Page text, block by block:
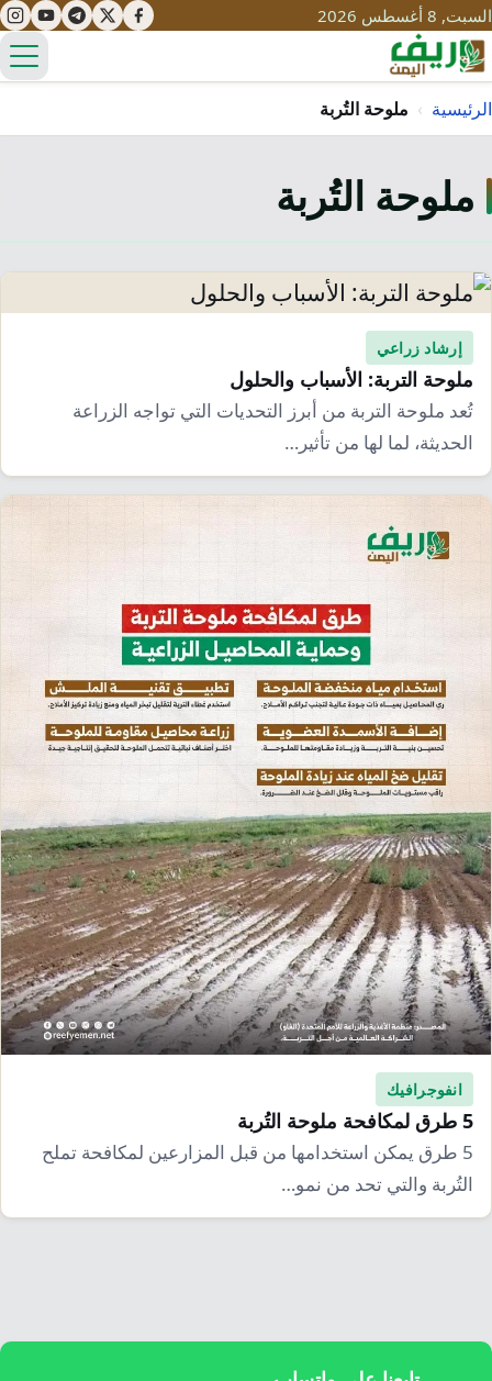
السبت, 8 أغسطس 2026
تعليم
صحة
مياه
طرُق
قصص نجاح
مبادرات
سياحة
تراث
ثقافة
التغير المناخي
محميات
التلوث
تحديات
حلول
إرشاد زراعي
نساء
معيشة
قصص رقمية
الرئيسية › ملوحة التُربة
ملوحة التُربة
إرشاد زراعي
ملوحة التربة: الأسباب والحلول
تُعد ملوحة التربة من أبرز التحديات التي تواجه الزراعة
الحديثة، لما لها من تأثير…
انفوجرافيك
5 طرق لمكافحة ملوحة التُربة
5 طرق يمكن استخدامها من قبل المزارعين لمكافحة تملح
التُربة والتي تحد من نمو…